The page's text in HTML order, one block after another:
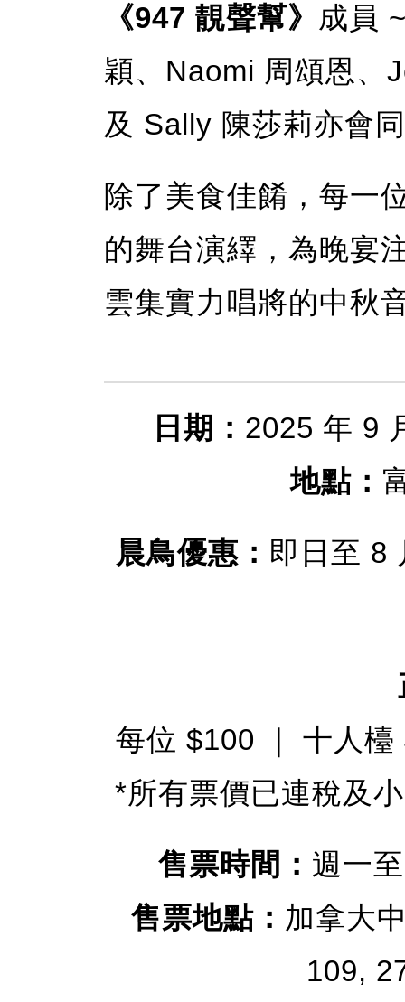
《947 靚聲幫》 成員
穎、Naomi 周頌恩、
及 Sally 陳莎莉亦會
除了美食佳餚，每一
的舞台演繹，為晚宴
雲集實力唱將的中秋
日期： 2025 年 9
地點：
晨鳥優惠： 即日至 8
每位 $100 ｜ 十人
*所有票價已連稅及
售票時間： 週一
售票地點： 加拿大
109,